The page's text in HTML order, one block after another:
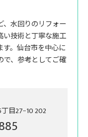
、水回りのリフォー
い技術と丁寧な施工
。仙台市を中心に
で、参考としてご確
目27−10 202